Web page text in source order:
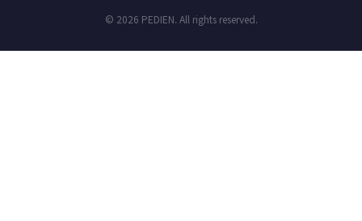
© 2026 PEDIEN. All rights reserved.